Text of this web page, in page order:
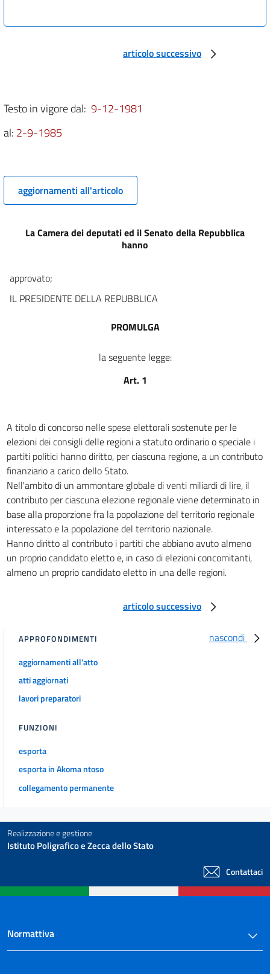
articolo successivo
Testo in vigore dal: 9-12-1981
al: 2-9-1985
aggiornamenti all'articolo
La Camera dei deputati ed il Senato della Repubblica
hanno
approvato;
IL PRESIDENTE DELLA REPUBBLICA
PROMULGA
la seguente legge:
Art. 1
A titolo di concorso nelle spese elettorali sostenute per le
elezioni dei consigli delle regioni a statuto ordinario o speciale i
partiti politici hanno diritto, per ciascuna regione, a un contributo
finanziario a carico dello Stato.
Nell'ambito di un ammontare globale di venti miliardi di lire, il
contributo per ciascuna elezione regionale viene determinato in
base alla proporzione fra la popolazione del territorio regionale
interessato e la popolazione del territorio nazionale.
Hanno diritto al contributo i partiti che abbiano avuto almeno
un proprio candidato eletto e, in caso di elezioni concomitanti,
almeno un proprio candidato eletto in una delle regioni.
articolo successivo
nascondi
APPROFONDIMENTI
aggiornamenti all'atto
atti aggiornati
lavori preparatori
FUNZIONI
esporta
esporta in Akoma ntoso
collegamento permanente
Realizzazione e gestione
Istituto Poligrafico e Zecca dello Stato
Contattaci
Normattiva